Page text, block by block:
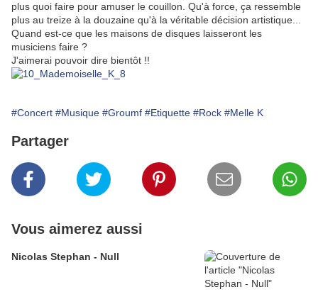
plus quoi faire pour amuser le couillon. Qu'à force, ça ressemble
plus au treize à la douzaine qu'à la véritable décision artistique...
Quand est-ce que les maisons de disques laisseront les
musiciens faire ?
J'aimerai pouvoir dire bientôt !!
#Concert #Musique #Groumf #Etiquette #Rock #Melle K
Partager
Vous aimerez aussi
Nicolas Stephan - Null